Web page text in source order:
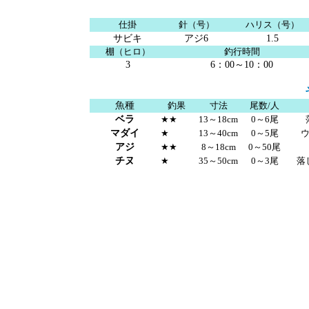
仕掛 針（号）
ハリス（号）
サビキ
アジ6
1.5
棚（ヒロ）
釣行時間
3
6：00～10：00
魚種 釣果 寸法
尾数/人
ベラ
★★ 13～18cm 0～6尾
マダイ
★ 13～40cm 0～5尾
アジ
★★ 8～18cm
0～50尾
チヌ
★ 35～50cm 0～3尾 落